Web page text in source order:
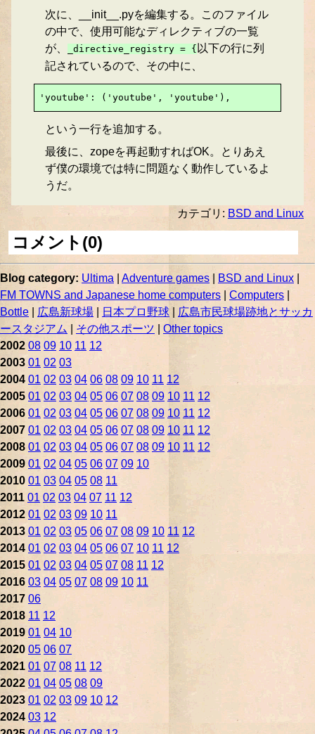
次に、__init__.pyを編集する。このファイル
の中で、使用可能なディレクティブの一覧
が、
_directive_registry = { 以下の行に列
記されているので、その中に、
'youtube': ('youtube', 'youtube'),
という一行を追加する。
最後に、zopeを再起動すればOK。とりあえ
ず僕の環境では特に問題なく動作しているよ
うだ。
カテゴリ: BSD and Linux
コメント(0)
Blog category: Ultima Adventure games BSD and Linux
FM TOWNS and Japanese home computers
Computers
Bottle
広島新球場 日本プロ野球
広島市民球場跡地とサッカ
ースタジアム
その他スポーツ
Other topics
2002 08 09 10 11 12
2003 01 02 03
2004 01 02 03 04 06 08 09 10 11 12
2005 01 02 03 04 05 06 07 08 09 10 11 12
2006 01 02 03 04 05 06 07 08 09 10 11 12
2007 01 02 03 04 05 06 07 08 09 10 11 12
2008 01 02 03 04 05 06 07 08 09 10 11 12
2009 01 02 04 05 06 07 09 10
2010 01 03 04 05 08 11
2011 01 02 03 04 07 11 12
2012 01 02 03 09 10 11
2013 01 02 03 05 06 07 08 09 10 11 12
2014 01 02 03 04 05 06 07 10 11 12
2015 01 02 03 04 05 07 08 11 12
2016 03 04 05 07 08 09 10 11
2017 06
2018 11 12
2019 01 04 10
2020 05 06 07
2021 01 07 08 11 12
2022 01 04 05 08 09
2023 01 02 03 09 10 12
2024 03 12